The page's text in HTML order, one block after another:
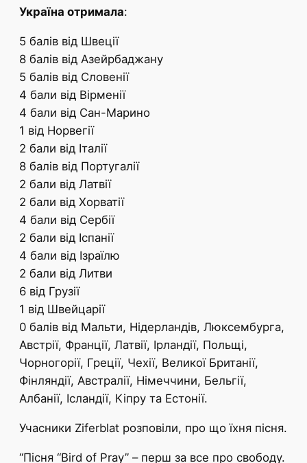
Україна отримала:
5 балів від Швеції
8 балів від Азейрбаджану
5 балів від Словенії
4 бали від Вірменії
4 бали від Сан-Марино
1 від Норвегії
2 бали від Італії
8 балів від Португалії
2 бали від Латвії
2 бали від Хорватії
4 бали від Сербії
2 бали від Іспанії
4 бали від Ізраїлю
2 бали від Литви
6 від Грузії
1 від Швейцарії
0 балів від Мальти, Нідерландів, Люксембурга,
Австрії, Франції, Латвії, Ірландії, Польщі,
Чорногорії, Греції, Чехії, Великої Британії,
Фінляндії, Австралії, Німеччини, Бельгії,
Албанії, Ісландії, Кіпру та Естонії.
Учасники Ziferblat розповіли, про що їхня пісня.
“Пісня “Bird of Pray” – перш за все про свободу.